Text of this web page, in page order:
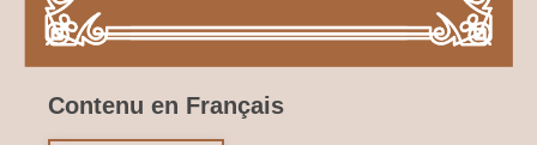
Contenu en Français